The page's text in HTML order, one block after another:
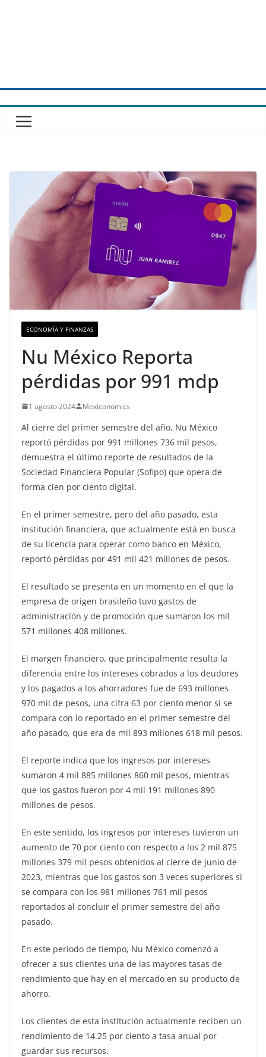
ECONOMÍA Y FINANZAS
Nu México Reporta
pérdidas por 991 mdp
1 agosto 2024 Mexiconomics
Al cierre del primer semestre del año, Nu México
reportó pérdidas por 991 millones 736 mil pesos,
demuestra el último reporte de resultados de la
Sociedad Financiera Popular (Sofipo) que opera de
forma cien por ciento digital.
En el primer semestre, pero del año pasado, esta
institución financiera, que actualmente está en busca
de su licencia para operar como banco en México,
reportó pérdidas por 491 mil 421 millones de pesos.
El resultado se presenta en un momento en el que la
empresa de origen brasileño tuvo gastos de
administración y de promoción que sumaron los mil
571 millones 408 millones.
El margen financiero, que principalmente resulta la
diferencia entre los intereses cobrados a los deudores
y los pagados a los ahorradores fue de 693 millones
970 mil de pesos, una cifra 63 por ciento menor si se
compara con lo reportado en el primer semestre del
año pasado, que era de mil 893 millones 618 mil pesos.
El reporte indica que los ingresos por intereses
sumaron 4 mil 885 millones 860 mil pesos, mientras
que los gastos fueron por 4 mil 191 millones 890
millones de pesos.
En este sentido, los ingresos por intereses tuvieron un
aumento de 70 por ciento con respecto a los 2 mil 875
millones 379 mil pesos obtenidos al cierre de junio de
2023, mientras que los gastos son 3 veces superiores si
se compara con los 981 millones 761 mil pesos
reportados al concluir el primer semestre del año
pasado.
En este periodo de tiempo, Nu México comenzó a
ofrecer a sus clientes una de las mayores tasas de
rendimiento que hay en el mercado en su producto de
ahorro.
Los clientes de esta institución actualmente reciben un
rendimiento de 14.25 por ciento a tasa anual por
guardar sus recursos.